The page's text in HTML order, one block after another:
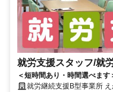
就労支援スタッフ/就
＜短時間あり・時間選べま
続支援B型事業所の日勤パー
就労継続支援B型事業所